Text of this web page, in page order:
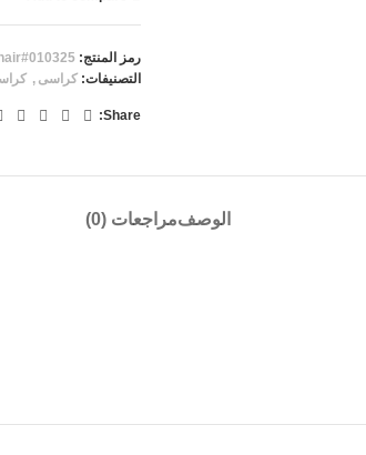
رمز المنتج:
التصنيفات: كراسى ,
Share:
الوصفمراجعات (0)